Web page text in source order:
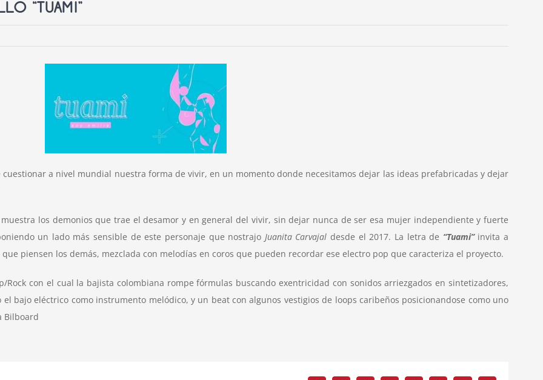
“TUAMI”
a nivel mundial nuestra forma de vivir, en un momento donde necesitamos dejar las ideas prefabricadas y dejar
los demonios que trae el desamor y en general del vivir, sin dejar nunca de ser esa mujer independiente y fuerte
un lado más sensible de este personaje que nostrajo Juanita Carvajal desde el 2017. La letra de “Tuami” invita a
piensen los demás, mezclada con melodías en coros que pueden recordar ese electro pop que caracteriza el proyecto.
Rock con el cual la bajista colombiana rompe fórmulas buscando exentricidad con sonidos arriezgados en sintetizadores,
bajo eléctrico como instrumento melódico, y un beat con algunos vestigios de loops caribeños posicionandose como uno
Bilboard